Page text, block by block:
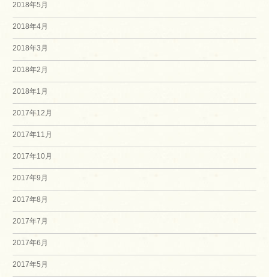
2018年5月
2018年4月
2018年3月
2018年2月
2018年1月
2017年12月
2017年11月
2017年10月
2017年9月
2017年8月
2017年7月
2017年6月
2017年5月